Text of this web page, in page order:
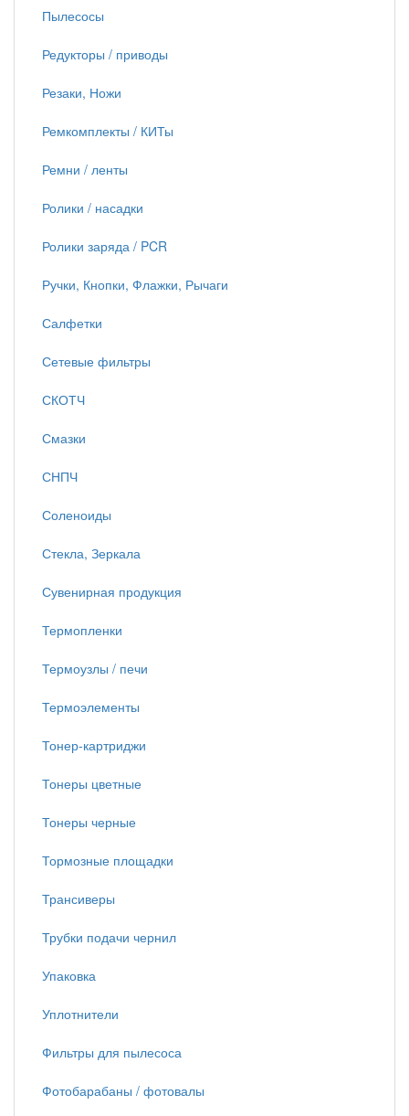
Пылесосы
Редукторы / приводы
Резаки, Ножи
Ремкомплекты / КИТы
Ремни / ленты
Ролики / насадки
Ролики заряда / PCR
Ручки, Кнопки, Флажки, Рычаги
Салфетки
Сетевые фильтры
СКОТЧ
Смазки
СНПЧ
Соленоиды
Стекла, Зеркала
Сувенирная продукция
Термопленки
Термоузлы / печи
Термоэлементы
Тонер-картриджи
Тонеры цветные
Тонеры черные
Тормозные площадки
Трансиверы
Трубки подачи чернил
Упаковка
Уплотнители
Фильтры для пылесоса
Фотобарабаны / фотовалы